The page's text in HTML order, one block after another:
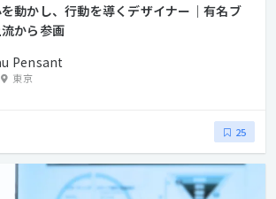
を動かし、行動を導くデザイナー｜有名ブ
から参画
Pensant
東京
25